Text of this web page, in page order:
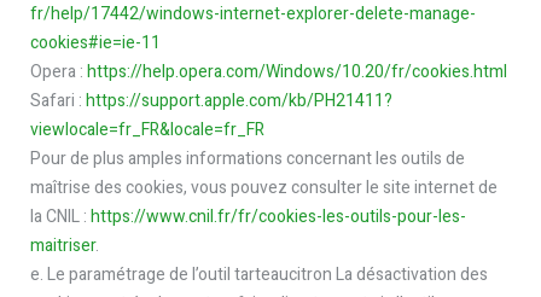
fr/help/17442/windows-internet-explorer-delete-manage-
cookies#ie=ie-11
Opera :https://help.opera.com/Windows/10.20/fr/cookies.html
Safari :https://support.apple.com/kb/PH21411?
viewlocale=fr_FR&locale=fr_FR
Pour de plus amples informations concernant les outils de
maîtrise des cookies, vous pouvez consulter le site internet de
la CNIL :https://www.cnil.fr/fr/cookies-les-outils-pour-les-
maitriser.
e. Le paramétrage de l’outil tarteaucitron La désactivation des